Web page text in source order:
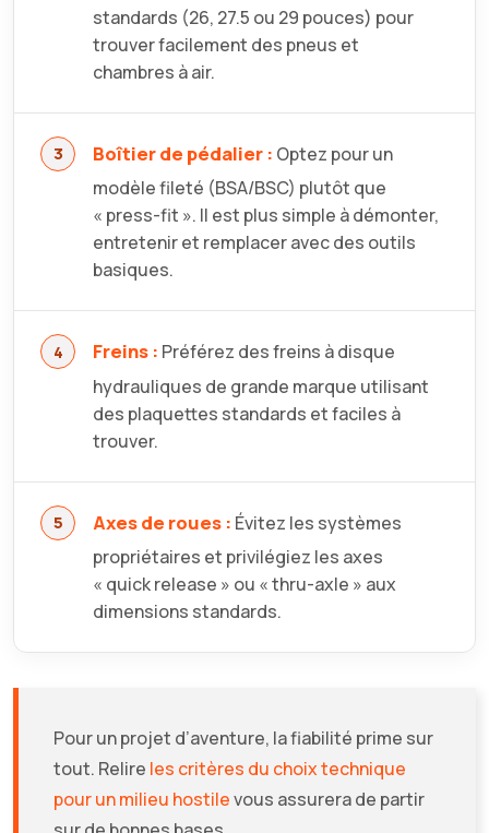
standards (26, 27.5 ou 29 pouces) pour
trouver facilement des pneus et
chambres à air.
Boîtier de pédalier : Optez pour un
modèle fileté (BSA/BSC) plutôt que
« press-fit ». Il est plus simple à démonter,
entretenir et remplacer avec des outils
basiques.
Freins : Préférez des freins à disque
hydrauliques de grande marque utilisant
des plaquettes standards et faciles à
trouver.
Axes de roues : Évitez les systèmes
propriétaires et privilégiez les axes
« quick release » ou « thru-axle » aux
dimensions standards.
Pour un projet d’aventure, la fiabilité prime sur
tout. Relire les critères du choix technique
pour un milieu hostilevous assurera de partir